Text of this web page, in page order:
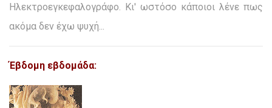
Ηλεκτροεγκεφαλογράφο. Κι' ωστόσο κάποιοι λένε πως
ακόμα δεν έχω ψυχή...
Έβδομη εβδομάδα: